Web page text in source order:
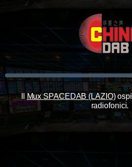
Il Mux SPACEDAB (LAZIO)
radiofonici.